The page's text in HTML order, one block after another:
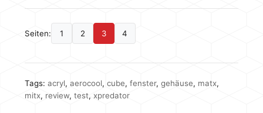
Seiten: 1 2 3 4
Tags: acryl, aerocool, cube, fenster, gehäuse, matx,
mitx, review, test, xpredator